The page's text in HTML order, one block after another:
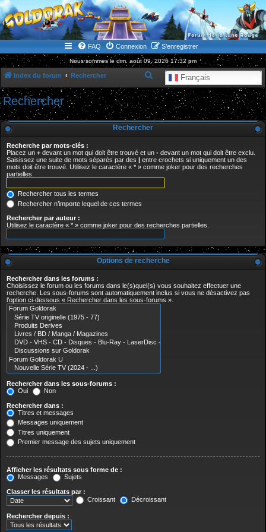
WWW.GOLDORAKGO.COM
le site de la Lune Rouge
FAQ Connexion S’enregistrer
Nous sommes le dim. août 09, 2026 17:32 pm
Index du forum Rechercher Français
e
c
h
c
e
Rechercher
Rechercher
Recherche par mots-clés :
Placez un + devant un mot qui doit être trouvé et un - devant un mot qui doit être exclu.
Saisissez une suite de mots séparés par des | entre crochets si uniquement un des
mots doit être trouvé. Utilisez le caractère « * » comme joker pour des recherches
partielles.
Rechercher tous les termes
Rechercher n’importe lequel de ces termes
Rechercher par auteur :
Utilisez le caractère « * » comme joker pour des recherches partielles.
Options de recherche
Rechercher dans les forums :
Choisissez le forum ou les forums dans le(s)quel(s) vous souhaitez effectuer une
recherche. Les sous-forums sont automatiquement inclus si vous ne désactivez pas
l’option ci-dessous « Rechercher dans les sous-forums ».
Rechercher dans les sous-forums :
Oui
Non
Rechercher dans :
Titres et messages
Messages uniquement
Titres uniquement
Premier message des sujets uniquement
Afficher les résultats sous forme de :
Messages
Sujets
Classer les résultats par :
Croissant
Décroissant
Rechercher depuis :